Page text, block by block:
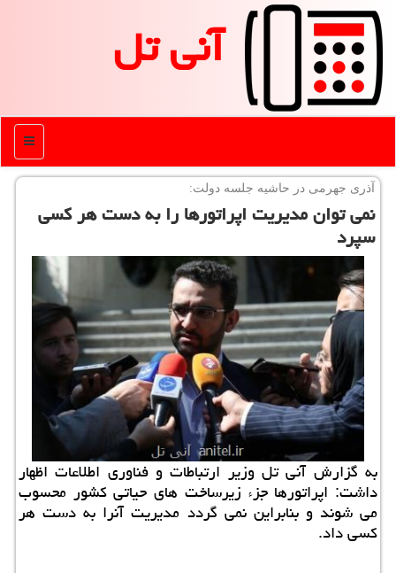
آنی تل
منو
آذری جهرمی در حاشیه جلسه دولت:
نمی توان مدیریت اپراتورها را به دست هر كسی
سپرد
به گزارش آنی تل وزیر ارتباطات و فناوری اطلاعات اظهار
داشت: اپراتورها جزء زیرساخت های حیاتی كشور محسوب
می شوند و بنابراین نمی گردد مدیریت آنرا به دست هر
كسی داد.